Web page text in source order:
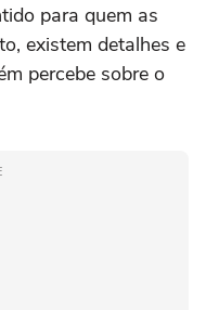
para quem as
existem detalhes e
percebe sobre o